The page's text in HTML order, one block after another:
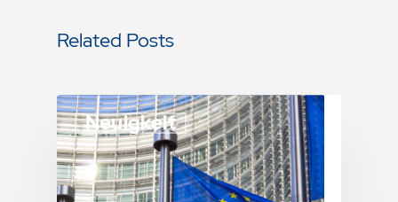
Related Posts
Neuigkeit